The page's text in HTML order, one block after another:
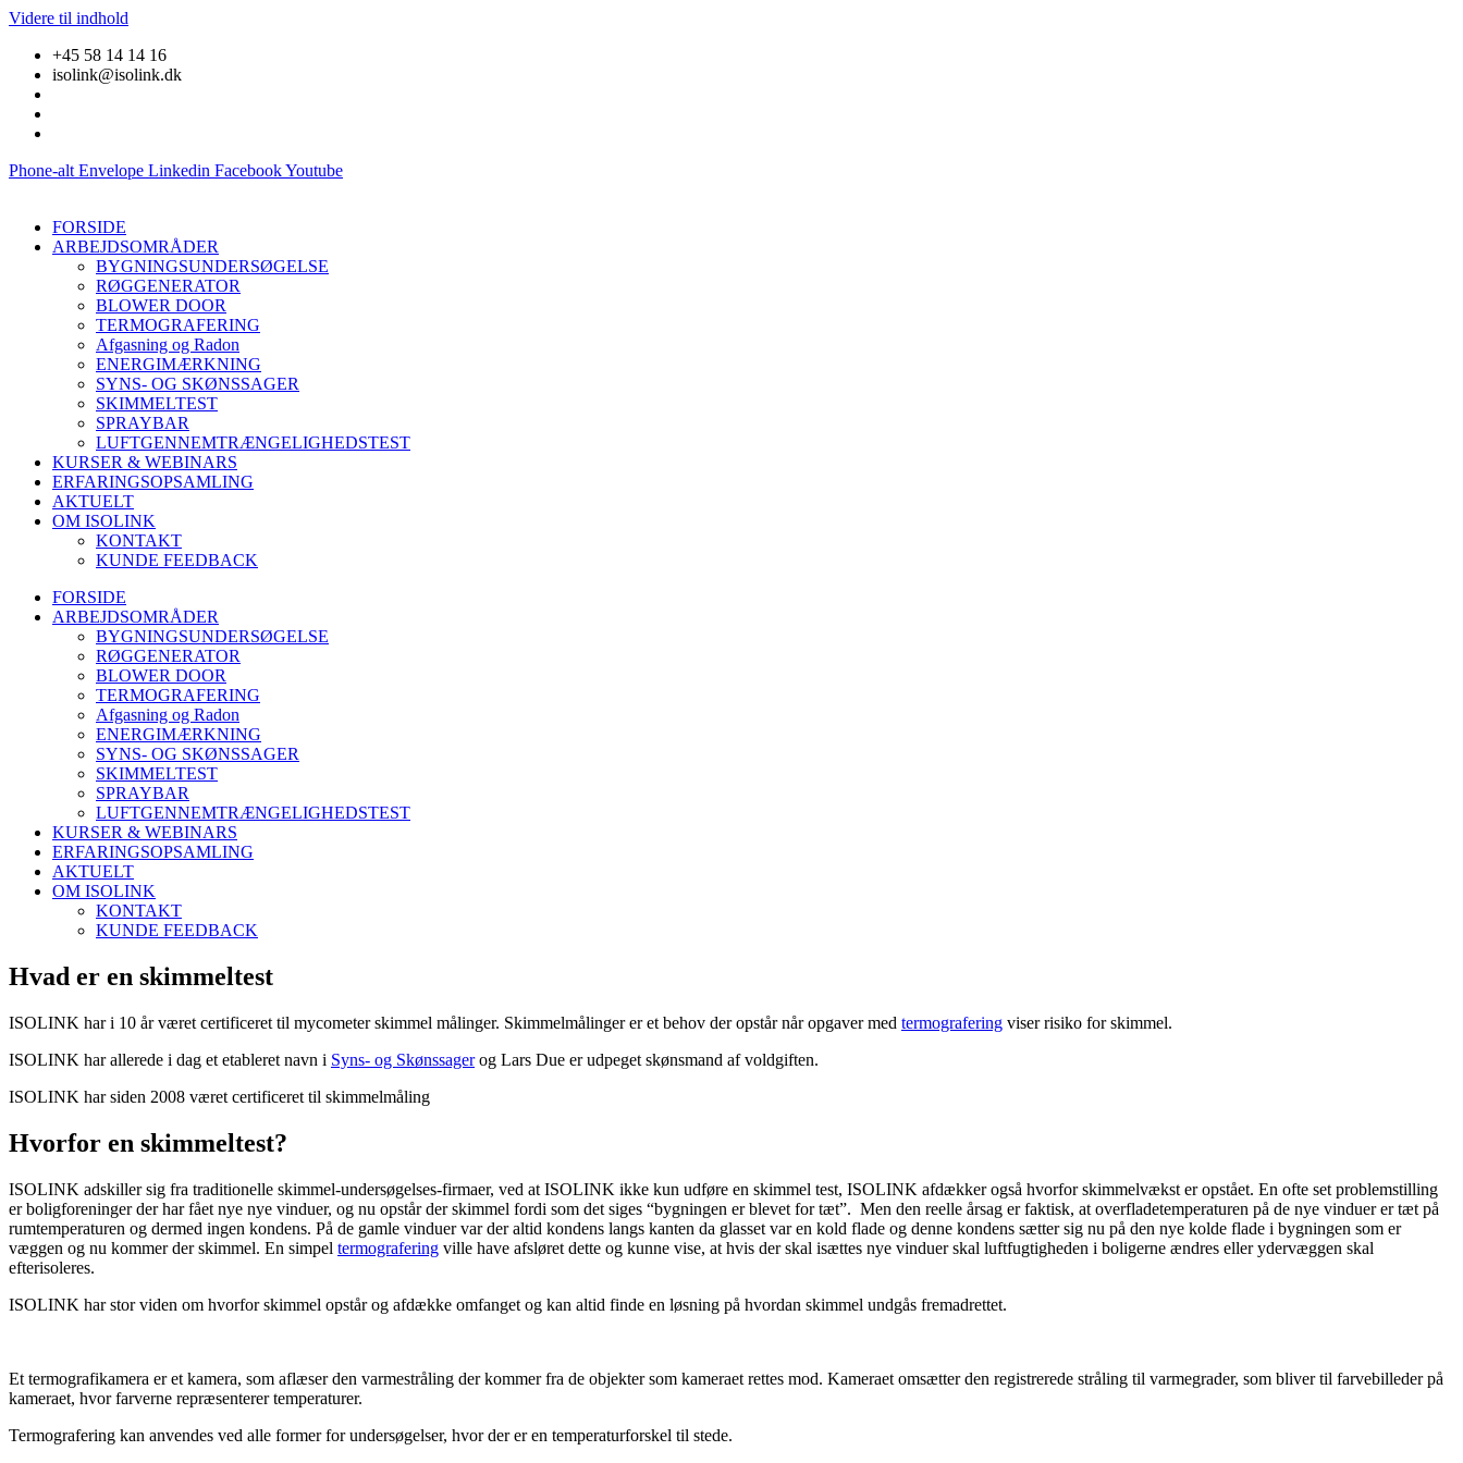
Videre til indhold
+45 58 14 14 16
isolink@isolink.dk
Phone-alt Envelope Linkedin FacebookYoutube
FORSIDE
ARBEJDSOMRÅDER
BYGNINGSUNDERSØGELSE
RØGGENERATOR
BLOWER DOOR
TERMOGRAFERING
Afgasning og Radon
ENERGIMÆRKNING
SYNS- OG SKØNSSAGER
SKIMMELTEST
SPRAYBAR
LUFTGENNEMTRÆNGELIGHEDSTEST
KURSER & WEBINARS
ERFARINGSOPSAMLING
AKTUELT
OM ISOLINK
KONTAKT
KUNDE FEEDBACK
FORSIDE
ARBEJDSOMRÅDER
BYGNINGSUNDERSØGELSE
RØGGENERATOR
BLOWER DOOR
TERMOGRAFERING
Afgasning og Radon
ENERGIMÆRKNING
SYNS- OG SKØNSSAGER
SKIMMELTEST
SPRAYBAR
LUFTGENNEMTRÆNGELIGHEDSTEST
KURSER & WEBINARS
ERFARINGSOPSAMLING
AKTUELT
OM ISOLINK
KONTAKT
KUNDE FEEDBACK
Hvad er en skimmeltest
ISOLINK har i 10 år været certificeret til mycometer skimmel målinger. Skimmelmålinger er et behov der opstår når opgaver med termografering viser risiko for skimmel.
ISOLINK har allerede i dag et etableret navn i Syns- og Skønssagerog Lars Due er udpeget skønsmand af voldgiften.
ISOLINK har siden 2008 været certificeret til skimmelmåling
Hvorfor en skimmeltest?
ISOLINK adskiller sig fra traditionelle skimmel-undersøgelses-firmaer, ved at ISOLINK ikke kun udføre en skimmel test, ISOLINK afdækker også hvorfor skimmelvækst er opstået. En ofte set problemstilling
er boligforeninger der har fået nye nye vinduer, og nu opstår der skimmel fordi som det siges “bygningen er blevet for tæt”. Men den reelle årsag er faktisk, at overfladetemperaturen på de nye vinduer er tæt på
rumtemperaturen og dermed ingen kondens. På de gamle vinduer var der altid kondens langs kanten da glasset var en kold flade og denne kondens sætter sig nu på den nye kolde flade i bygningen som er
væggen og nu kommer der skimmel. En simpel termografering ville have afsløret dette og kunne vise, at hvis der skal isættes nye vinduer skal luftfugtigheden i boligerne ændres eller ydervæggen skal
efterisoleres.
ISOLINK har stor viden om hvorfor skimmel opstår og afdække omfanget og kan altid finde en løsning på hvordan skimmel undgås fremadrettet.
Et termografikamera er et kamera, som aflæser den varmestråling der kommer fra de objekter som kameraet rettes mod. Kameraet omsætter den registrerede stråling til varmegrader, som bliver til farvebilleder på
kameraet, hvor farverne repræsenterer temperaturer.
Termografering kan anvendes ved alle former for undersøgelser, hvor der er en temperaturforskel til stede.